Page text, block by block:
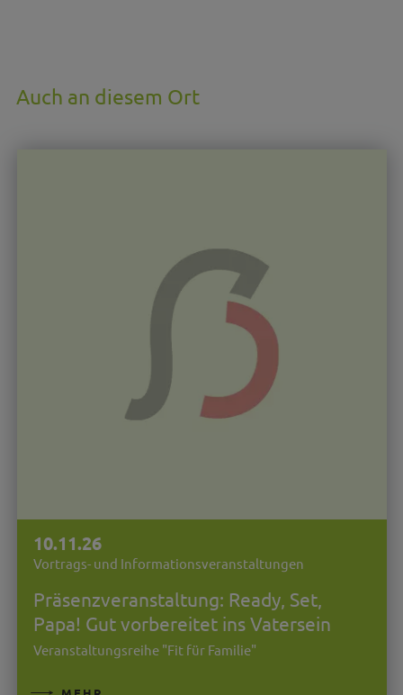
Auch an diesem Ort
10.11.26
Vortrags- und Informationsveranstaltungen
Präsenzveranstaltung: Ready, Set,
Papa! Gut vorbereitet ins Vatersein
Veranstaltungsreihe "Fit für Familie"